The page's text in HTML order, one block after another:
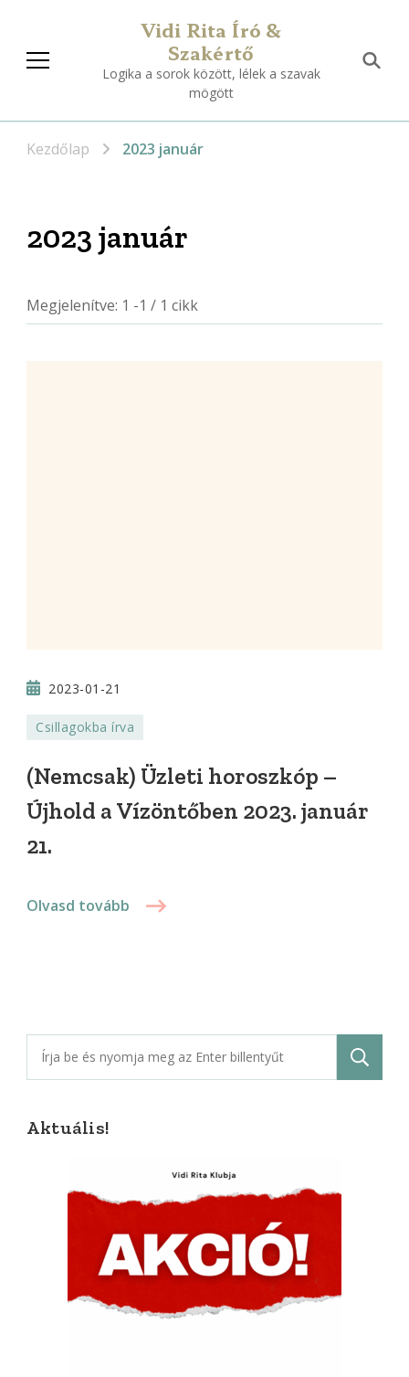
Vidi Rita Író &
Szakértő
Logika a sorok között, lélek a szavak
mögött
Kezdőlap 2023 január
2023 január
Megjelenítve: 1 -1 / 1 cikk
2023-01-21
Csillagokba írva
(Nemcsak) Üzleti horoszkóp –
Újhold a Vízöntőben 2023. január
21.
Olvasd tovább
Keresés:
Aktuális!